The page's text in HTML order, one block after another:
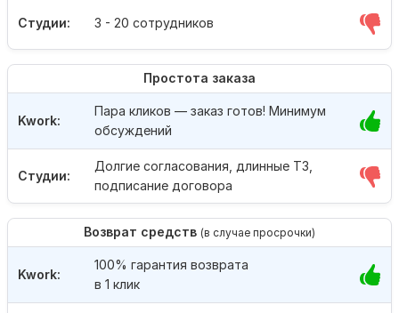
Студии: 3 - 20 сотрудников
Простота заказа
Студии:
Долгие согласования, длинные ТЗ,
подписание договора
Kwork:
Пара кликов — заказ готов! Минимум
обсуждений
Возврат средств (в случае просрочки)
Kwork:
100% гарантия возврата
в 1 клик